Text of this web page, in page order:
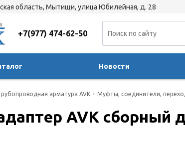
область, Мытищи, улица Юбилейная, д. 28
+7(977) 474-62-50
Новости
арматура AVK Муфты, соединители,
AVK сборный